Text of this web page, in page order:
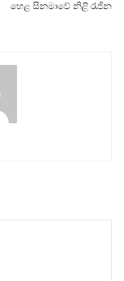
හෙළ සිනමාවේ නිළි රැජින